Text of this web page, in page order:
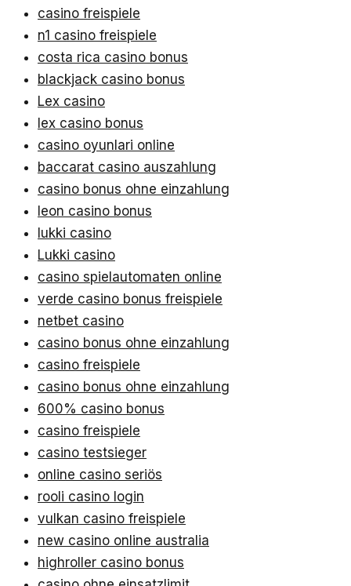
casino freispiele
n1 casino freispiele
costa rica casino bonus
blackjack casino bonus
Lex casino
lex casino bonus
casino oyunlari online
baccarat casino auszahlung
casino bonus ohne einzahlung
leon casino bonus
lukki casino
Lukki casino
casino spielautomaten online
verde casino bonus freispiele
netbet casino
casino bonus ohne einzahlung
casino freispiele
casino bonus ohne einzahlung
600% casino bonus
casino freispiele
casino testsieger
online casino seriös
rooli casino login
vulkan casino freispiele
new casino online australia
highroller casino bonus